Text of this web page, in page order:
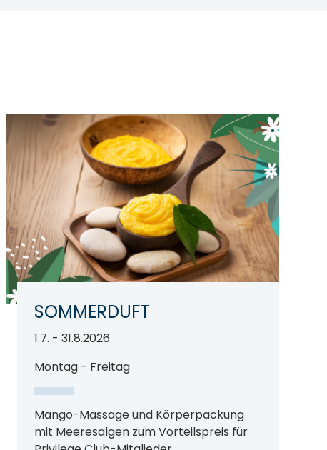
SOMMERDUFT
1.7. - 31.8.2026
Montag - Freitag
Mango-Massage und Körperpackung
mit Meeresalgen zum Vorteilspreis für